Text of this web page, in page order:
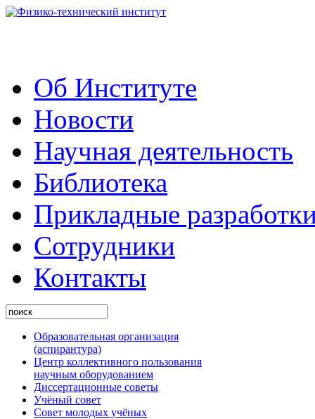
Об Институте
Новости
Научная деятельность
Библиотека
Прикладные
Сотрудники
Контакты
Образовательная организация
(аспирантура)
Центр коллективного пользования
научным оборудованием
Диссертационные советы
Учёный совет
Совет молодых учёных